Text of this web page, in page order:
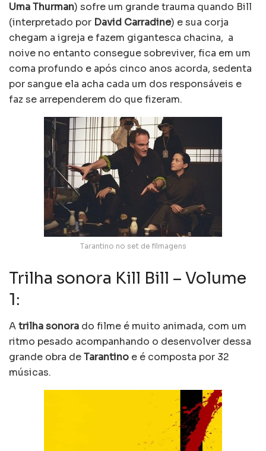
Uma Thurman) sofre um grande trauma quando Bill
(interpretado por David Carradine) e sua corja
chegam a igreja e fazem gigantesca chacina, a
noive no entanto consegue sobreviver, fica em um
coma profundo e após cinco anos acorda, sedenta
por sangue ela acha cada um dos responsáveis e
faz se arrependerem do que fizeram.
Tarantino no set de filmagens
Trilha sonora Kill Bill – Volume
1:
Atrilha sonora do filme é muito animada, com um
ritmo pesado acompanhando o desenvolver dessa
grande obra deTarantino e é composta por 32
músicas.